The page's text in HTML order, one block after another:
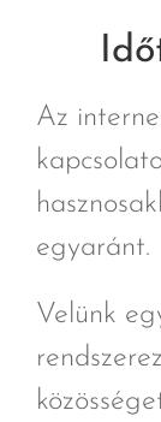
Az
egyaránt.
Velünk